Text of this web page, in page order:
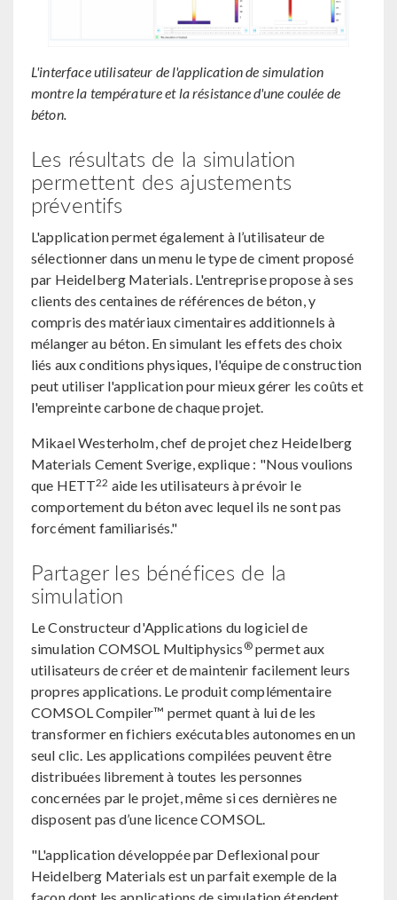
L'interface utilisateur de l'application de simulation
montre la température et la résistance d'une coulée de
béton.
Les résultats de la simulation
permettent des ajustements
préventifs
L'application permet également à l’utilisateur de
sélectionner dans un menu le type de ciment proposé
par Heidelberg Materials. L'entreprise propose à ses
clients des centaines de références de béton, y
compris des matériaux cimentaires additionnels à
mélanger au béton. En simulant les effets des choix
liés aux conditions physiques, l'équipe de construction
peut utiliser l'application pour mieux gérer les coûts et
l'empreinte carbone de chaque projet.
Mikael Westerholm, chef de projet chez Heidelberg
Materials Cement Sverige, explique : "Nous voulions
que HETT22 aide les utilisateurs à prévoir le
comportement du béton avec lequel ils ne sont pas
forcément familiarisés."
Partager les bénéfices de la
simulation
Le Constructeur d'Applications du logiciel de
simulation COMSOL Multiphysics ®permet aux
utilisateurs de créer et de maintenir facilement leurs
propres applications. Le produit complémentaire
COMSOL Compiler™ permet quant à lui de les
transformer en fichiers exécutables autonomes en un
seul clic. Les applications compilées peuvent être
distribuées librement à toutes les personnes
concernées par le projet, même si ces dernières ne
disposent pas d’une licence COMSOL.
"L'application développée par Deflexional pour
Heidelberg Materials est un parfait exemple de la
façon dont les applications de simulation étendent